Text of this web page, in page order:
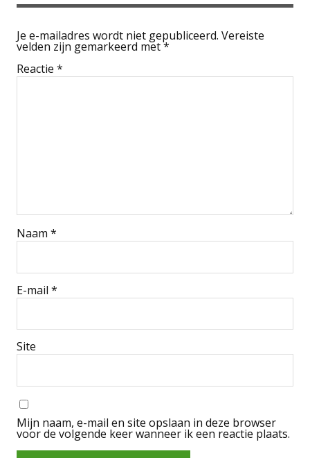
Je e-mailadres wordt niet gepubliceerd. Vereiste
velden zijn gemarkeerd met*
Reactie *
Naam *
E-mail *
Site
Mijn naam, e-mail en site opslaan in deze browser
voor de volgende keer wanneer ik een reactie plaats.